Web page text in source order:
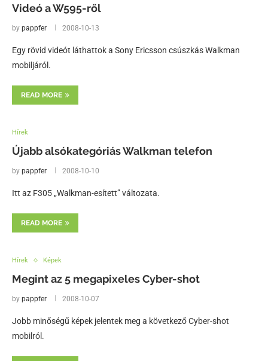
Videó a W595-ről
by pappfer 2008-10-13
Egy rövid videót láthattok a Sony Ericsson csúszkás Walkman
mobiljáról.
READ MORE
Hírek
Újabb alsókategóriás Walkman telefon
by pappfer 2008-10-10
Itt az F305 „Walkman-esített” változata.
READ MORE
Hírek Képek
Megint az 5 megapixeles Cyber-shot
by pappfer 2008-10-07
Jobb minőségű képek jelentek meg a következő Cyber-shot
mobilról.